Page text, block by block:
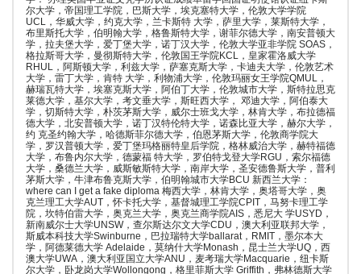
尔大学，帝国理工学院，巴斯大学，埃克塞特大学，伦敦大学学院
UCL，华威大学，约克大学，兰卡斯特 大学，萨里大学，莱斯特大学，
布里斯托大学，伯明翰大学，格鲁斯特大学，谢菲尔德大学，南安普顿大
学，拉夫堡大学，爱丁堡大学，诺丁汉大学，伦敦大学亚非学院 SOAS，
格拉斯哥大学，曼彻斯特大学，伦敦国王学院KCL，皇家霍洛威大学
RHUL，阿斯顿大学，利兹大学，萨塞克斯大学，卡迪夫大学，伦敦艺术
大学，雷丁大学，肯特 大学，利物浦大学，伦敦玛丽女王学院QMUL，
赫瑞瓦特大学，埃塞克斯大学，阿伯丁大学，伦敦城市大学，斯特拉思克
莱德大学，基尔大学，考文垂大学，斯旺西大学， 邓迪大学，阿伯泰大
学，切斯特大学，朴茨茅斯大学，威尔士班戈大学，林肯大学，布拉德福
德大学，北安普顿大学，诺丁汉特伦特大学，诺森比亚大学，赫尔大学，
约 克圣约翰大学，哈德斯菲尔德大学，伯恩茅斯大学，伦敦商学院大
学，罗汉普顿大学，爱丁堡玛格丽特皇后学院，格林威治大学，赫特福德
大学，布鲁内尔大学，德蒙福 特大学，罗伯特戈登大学RGU，索尔福德
大学，桑德兰大学，威斯敏斯特大学，南岸大学，圣安德鲁斯大学，普利
茅斯大学，牛津布鲁克斯大学，伯明翰城市大学BCU 新西兰大学：
where can I get a fake diploma 梅西大学，林肯大学，奥塔哥大学，奥
克兰理工大学AUT，怀卡托大学，基督城理工学院CPIT，马努卡理工学
院，坎特伯雷大学，奥克兰大学，奥克兰商学院AIS，悉尼大 学USYD，
新南威尔士大学UNSW，查尔斯达尔文大学CDU，澳大利亚联邦大学，
斯威本科技大学Swinburne，巴拉瑞特大学ballarat，RMIT，墨尔本大
学，阿德莱德大学 Adelaide，莫纳什大学Monash，昆士兰大学UQ，西
澳大学UWA，澳大利亚国立大学ANU，麦考瑞大学Macquarie，纽卡斯
尔大学，卧龙岗大学Wollongong，格里菲斯大学 Griffith，弗林德斯大学